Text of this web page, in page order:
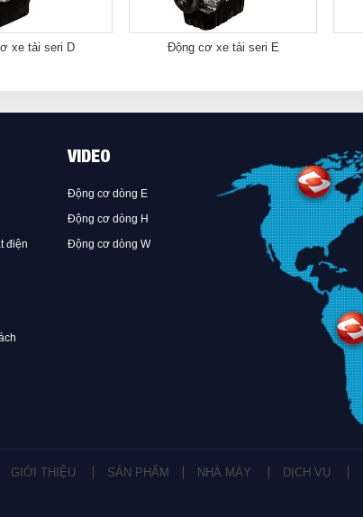
xe tải seri D Động cơ xe tải seri E
điện
VIDEO
Động cơ dòng E
Động cơ dòng H
Động cơ dòng W
GIỚI THIỆU SẢN PHẨM NHÀ MÁY DỊCH VỤ